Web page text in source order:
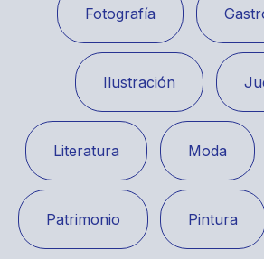
Fotografía
Ilustración
Literatura Moda
Patrimonio Pintura